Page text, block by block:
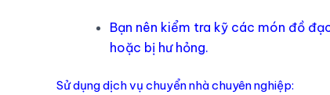
Bạn nên kiểm tra kỹ các món đồ
hoặc bị hư hỏng.
Sử dụng dịch vụ chuyển nhà chuyên nghiệp: